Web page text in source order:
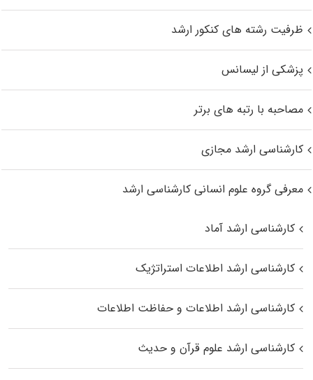
ظرفیت رشته های کنکور ارشد
پزشکی از لیسانس
مصاحبه با رتبه های برتر
کارشناسی ارشد مجازی
معرفی گروه علوم انسانی کارشناسی ارشد
کارشناسی ارشد آماد
کارشناسی ارشد اطلاعات استراتژیک
کارشناسی ارشد اطلاعات و حفاظت اطلاعات
کارشناسی ارشد علوم قرآن و حدیث